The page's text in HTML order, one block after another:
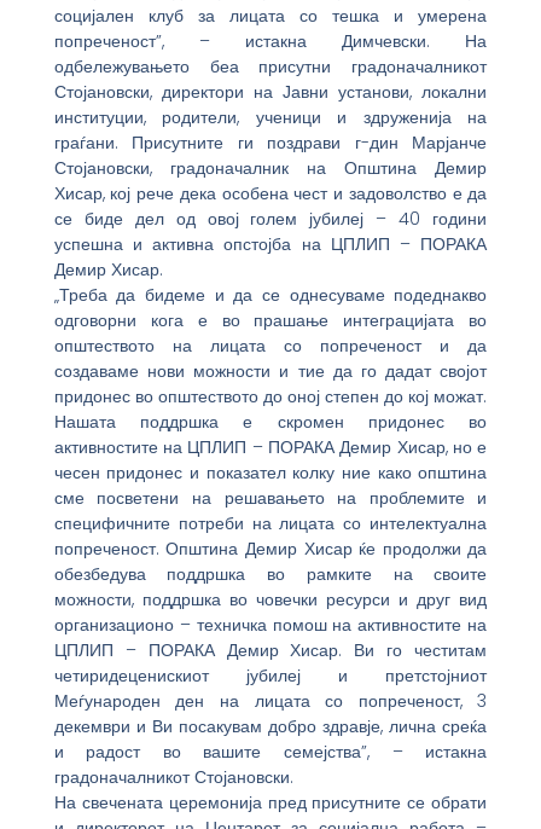
социјален клуб за лицата со тешка и умерена
попреченост”, – истакна Димчевски. На
одбележувањето беа присутни градоначалникот
Стојановски, директори на Јавни установи, локални
институции, родители, ученици и здруженија на
граѓани. Присутните ги поздрави г-дин Марјанче
Стојановски, градоначалник на Општина Демир
Хисар, кој рече дека особена чест и задоволство е да
се биде дел од овој голем јубилеј – 40 години
успешна и активна опстојба на ЦПЛИП – ПОРАКА
Демир Хисар.
„Треба да бидеме и да се однесуваме подеднакво
одговорни кога е во прашање интеграцијата во
општеството на лицата со попреченост и да
создаваме нови можности и тие да го дадат својот
придонес во општеството до оној степен до кој можат.
Нашата поддршка е скромен придонес во
активностите на ЦПЛИП – ПОРАКА Демир Хисар, но е
чесен придонес и показател колку ние како општина
сме посветени на решавањето на проблемите и
специфичните потреби на лицата со интелектуална
попреченост. Општина Демир Хисар ќе продолжи да
обезбедува поддршка во рамките на своите
можности, поддршка во човечки ресурси и друг вид
организационо – техничка помош на активностите на
ЦПЛИП – ПОРАКА Демир Хисар. Ви го честитам
четиридеценискиот јубилеј и претстојниот
Меѓународен ден на лицата со попреченост, 3
декември и Ви посакувам добро здравје, лична среќа
и радост во вашите семејства”, – истакна
градоначалникот Стојановски.
На свечената церемонија пред присутните се обрати